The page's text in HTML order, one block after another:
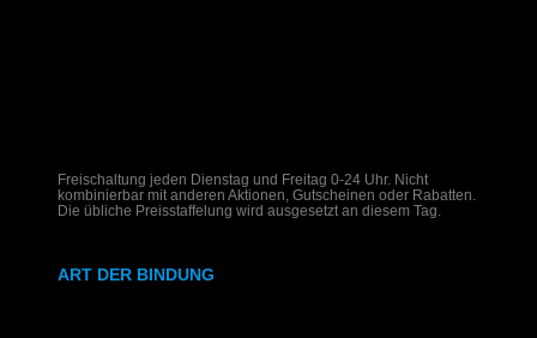
Freischaltung jeden Dienstag und Freitag 0-24 Uhr. Nicht
kombinierbar mit anderen Aktionen, Gutscheinen oder Rabatten.
Die übliche Preisstaffelung wird ausgesetzt an diesem Tag.
ART DER BINDUNG